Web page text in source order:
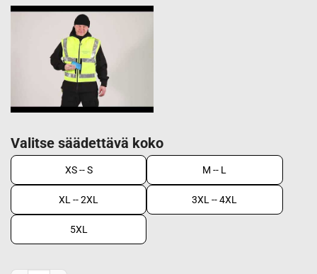
Valitse säädettävä koko
XS -- S M -- L
XL -- 2XL 3XL -- 4XL
5XL